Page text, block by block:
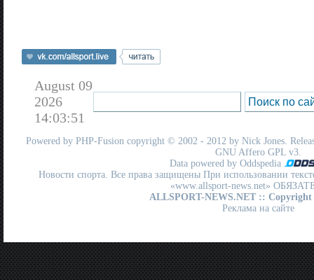
August 09
2026
14:03:51
Powered by PHP-Fusion copyright © 2002 - 2012 by Nick Jones.
GNU Affero GPL v3.
Data powered by Oddspedia
Новости спорта. Все права защищены При использовании
«www.allsport-news.net»
ALLSPORT-NEWS.NET :: Copyright
Реклама на сайте